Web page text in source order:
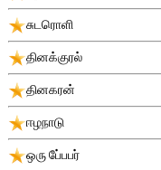
சுடரொளி
தினக்குரல்
தினகரன்
ஈழநாடு
ஒரு பே்பபர்